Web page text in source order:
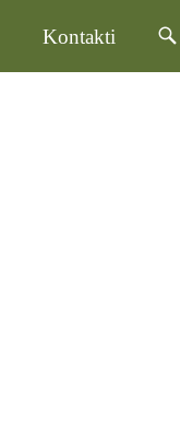
Kontakti